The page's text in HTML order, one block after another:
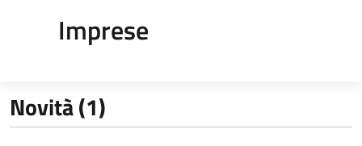
Imprese
Novità (1)